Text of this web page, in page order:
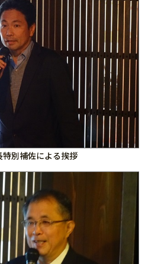
別補佐による挨拶